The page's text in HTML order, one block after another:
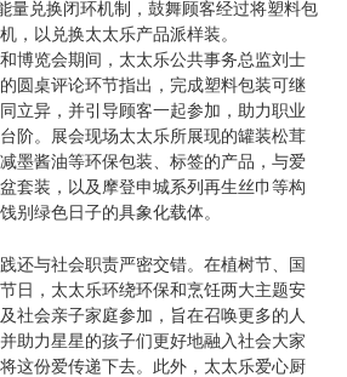
量兑换闭环机制，鼓舞顾客经过将塑料包
，以兑换太太乐产品派样装。
览会期间，太太乐公共事务总监刘士
圆桌评论环节指出，完成塑料包装可继
立异，并引导顾客一起参加，助力职业
阶。展会现场太太乐所展现的罐装松茸
墨酱油等环保包装、标签的产品，与爱
套装，以及摩登申城系列再生丝巾等构
别绿色日子的具象化载体。
与社会职责严密交错。在植树节、国
日，太太乐环绕环保和烹饪两大主题安
社会亲子家庭参加，旨在召唤更多的人
助力星星的孩子们更好地融入社会大家
这份爱传递下去。此外，太太乐爱心厨